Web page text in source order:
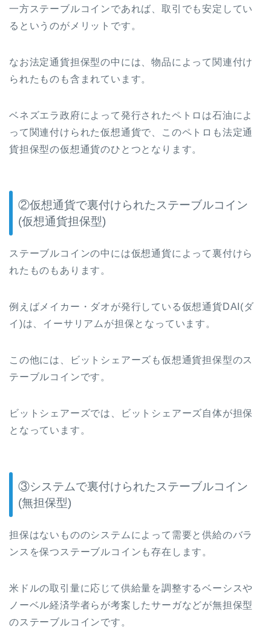
一方ステーブルコインであれば、取引でも安定してい
るというのがメリットです。
なお法定通貨担保型の中には、物品によって関連付け
られたものも含まれています。
ベネズエラ政府によって発行されたペトロは石油によ
って関連付けられた仮想通貨で、
このペトロも法定通
貨担保型の仮想通貨のひとつとなります。
②仮想通貨で裏付けられたステーブルコイン
(仮想通貨担保型)
ステーブルコインの中には仮想通貨によって裏付けら
れたものもあります。
例えばメイカー・ダオが発行している仮想通貨DAI(ダ
イ )は、イーサリアムが担保となっています。
この他には、ビットシェアーズも仮想通貨担保型のス
テーブルコインです。
ビットシェアーズでは、ビットシェアーズ自体が担保
となっています。
③システムで裏付けられた ステーブルコイン
(無担保型)
担保はないもののシステムによって需要と供給のバラ
ンスを保つステーブルコインも存在します。
米ドルの取引量に応じて供給量を調整するベーシスや
ノーベル経済学者らが考案したサーガなどが無担保型
のステーブルコインです。